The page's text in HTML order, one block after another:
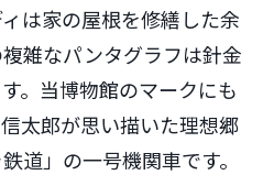
は家の屋根を修繕した余
雑なパンタグラフは針金
。当博物館のマークにも
太郎が思い描いた理想郷
道」の一号機関車です。